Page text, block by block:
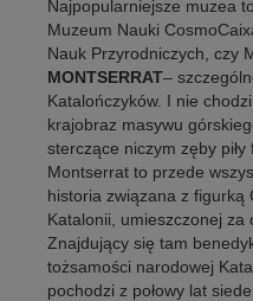
Najpopularniejsze muzea
Muzeum Nauki
Nauk Przyrodniczych, czy
MONTSERRAT–
Katalończyków. I nie
krajobraz masywu
sterczące niczym zęby piły
Montserrat to przede
historia związana z figurką
Katalonii, umieszczonej za
Znajdujący się tam
tożsamości narodowej
pochodzi z połowy lat